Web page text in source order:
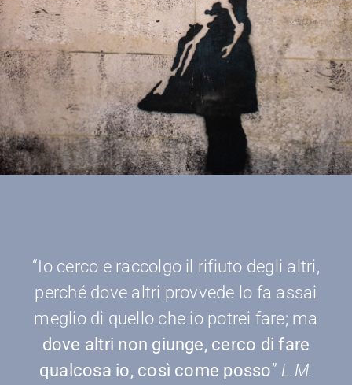
“Io cerco e raccolgo il rifiuto degli altri,
perché dove altri provvede lo fa assai
meglio di quello che io potrei fare; ma
dove altri non giunge, cerco di fare
qualcosa io, così come posso” L.M.